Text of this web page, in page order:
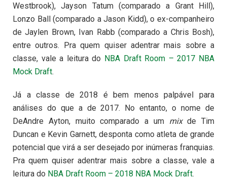
Westbrook), Jayson Tatum (comparado a Grant Hill),
Lonzo Ball (comparado a Jason Kidd), o ex-companheiro
de Jaylen Brown, Ivan Rabb (comparado a Chris Bosh),
entre outros. Pra quem quiser adentrar mais sobre a
classe, vale a leitura do NBA Draft Room – 2017 NBA
Mock Draft.
Já a classe de 2018 é bem menos palpável para
análises do que a de 2017. No entanto, o nome de
DeAndre Ayton, muito comparado a um mixde Tim
Duncan e Kevin Garnett, desponta como atleta de grande
potencial que virá a ser desejado por inúmeras franquias.
Pra quem quiser adentrar mais sobre a classe, vale a
leitura do NBA Draft Room – 2018 NBA Mock Draft.